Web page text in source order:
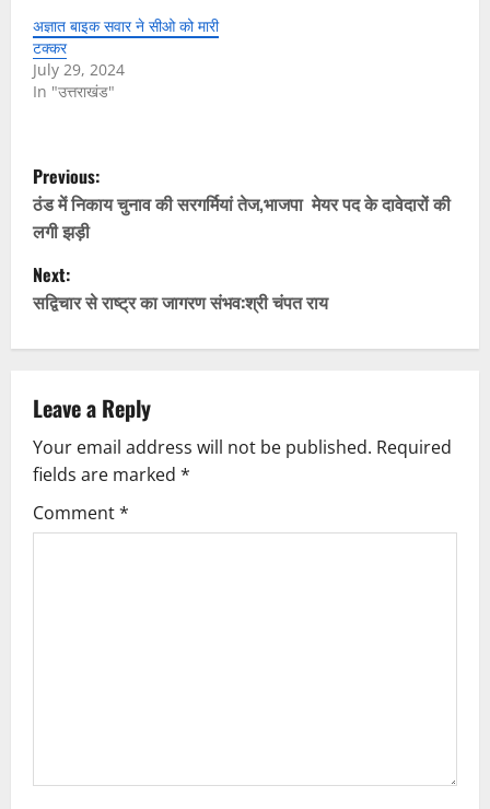
अज्ञात बाइक सवार ने सीओ को मारी
टक्कर
July 29, 2024
In "उत्तराखंड"
P
o
s
t
n
a
v
i
g
Previous:
ठंड में निकाय चुनाव की सरगर्मियां तेज,भाजपा मेयर पद के दावेदारों की
लगी झड़ी
Next:
सद्विचार से राष्ट्र का जागरण संभव:श्री चंपत राय
Leave a Reply
Your email address will not be published. Required
fields are marked *
Comment*